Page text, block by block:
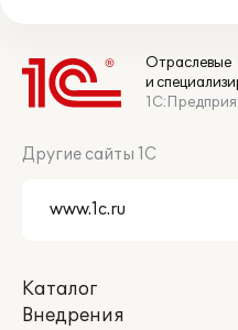
Отраслевые
и
Другие сайты 1С
Каталог
Внедрения